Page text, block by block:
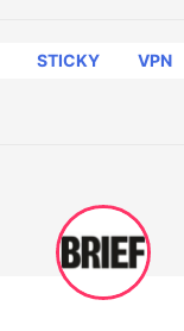
STICKY VPN